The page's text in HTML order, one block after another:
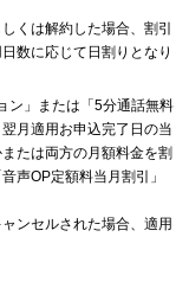
くは解約した場合、割引
数に応じて日割りとなり
ン」または「5分通話無料
月適用お申込完了日の当
たは両方の月額料金を割
声OP定額料当月割引」
ンセルされた場合、適用